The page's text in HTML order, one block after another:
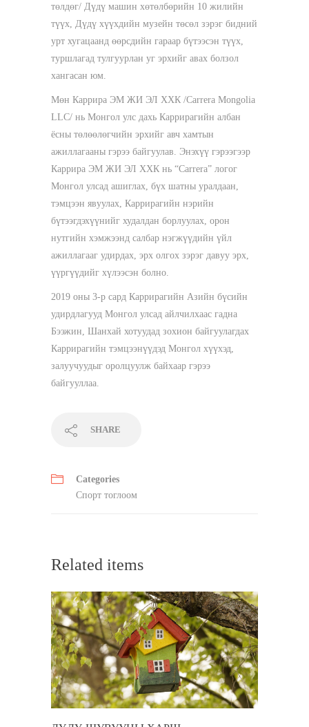
төлдөг/ Дүдү машин хөтөлбөрийн 10 жилийн
түүх, Дүдү хүүхдийн музейн төсөл зэрэг бидний
урт хугацаанд өөрсдийн гараар бүтээсэн түүх,
туршлагад тулгуурлан уг эрхийг авах болзол
хангасан юм.
Мөн Каррира ЭМ ЖИ ЭЛ ХХК /Carrera Mongolia
LLC/ нь Монгол улс дахь Каррирагийн албан
ёсны төлөөлөгчийн эрхийг авч хамтын
ажиллагааны гэрээ байгуулав. Энэхүү гэрээгээр
Каррира ЭМ ЖИ ЭЛ ХХК нь “Carrera” логог
Монгол улсад ашиглах, бүх шатны уралдаан,
тэмцээн явуулах, Каррирагийн нэрийн
бүтээгдэхүүнийг худалдан борлуулах, орон
нутгийн хэмжээнд салбар нэгжүүдийн үйл
ажиллагааг удирдах, эрх олгох зэрэг давуу эрх,
үүргүүдийг хүлээсэн болно.
2019 оны 3-р сард Каррирагийн Азийн бүсийн
удирдлагууд Монгол улсад айлчилхаас гадна
Бээжин, Шанхай хотуудад зохион байгуулагдах
Каррирагийн тэмцээнүүдэд Монгол хүүхэд,
залуучуудыг оролцуулж байхаар гэрээ
байгууллаа.
SHARE
Categories
Спорт тоглоом
Related items